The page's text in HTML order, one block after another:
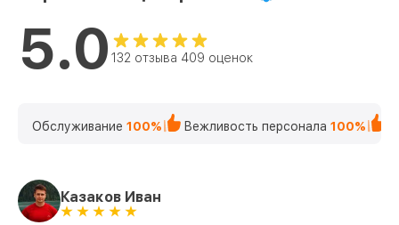
5.0 132 отзыва 409 оценок
Обслуживание 100% Вежливость персонала 100%
Казаков Иван